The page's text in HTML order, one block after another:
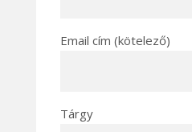
Email cím (kötelező)
Tárgy